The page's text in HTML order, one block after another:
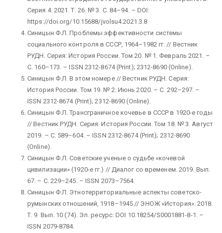
Серия 4. 2021. Т. 26. № 3. С. 84–94. – DOI:
https://doi.org/10.15688/jvolsu4.2021.3.8
Синицын Ф.Л. Проблемы эффективности системы
социального контроля в СССР, 1964–1982 гг. // Вестник
РУДН. Серия: История России. Том 20. № 1. Февраль 2021. –
С. 160–173. – ISSN 2312-8674 (Print); 2312-8690 (Online).
Синицын Ф.Л. В этом номере // Вестник РУДН. Серия:
История России. Том 19. № 2. Июнь 2020. – С. 292–297. –
ISSN 2312-8674 (Print); 2312-8690 (Online).
Синицын Ф.Л. Трансграничное кочевье в СССР в 1920-е годы
// Вестник РУДН. Серия: История России. Том 18. № 3. Август
2019. – С. 589–604. – ISSN 2312-8674 (Print); 2312-8690
(Online).
Синицын Ф.Л. Советские ученые о судьбе «кочевой
цивилизации» (1920-е гг.) // Диалог со временем. 2019. Вып.
67. – С. 229–245. – ISSN 2073–7564.
Синицын Ф.Л. Этнотерриториальные аспекты советско-
румынских отношений, 1918–1945 // ЭНОЖ «История». 2018.
Т. 9. Вып. 10 (74). Эл. ресурс: DOI 10.18254/S0001881-8-1. –
ISSN 2079-8784.